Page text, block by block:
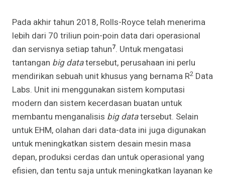
Pada akhir tahun 2018, Rolls-Royce telah menerima
lebih dari 70 triliun poin-poin data dari operasional
dan servisnya setiap tahun7. Untuk mengatasi
tantangan big datatersebut, perusahaan ini perlu
mendirikan sebuah unit khusus yang bernama R2 Data
Labs. Unit ini menggunakan sistem komputasi
modern dan sistem kecerdasan buatan untuk
membantu menganalisis big datatersebut. Selain
untuk EHM, olahan dari data-data ini juga digunakan
untuk meningkatkan sistem desain mesin masa
depan, produksi cerdas dan untuk operasional yang
efisien, dan tentu saja untuk meningkatkan layanan ke